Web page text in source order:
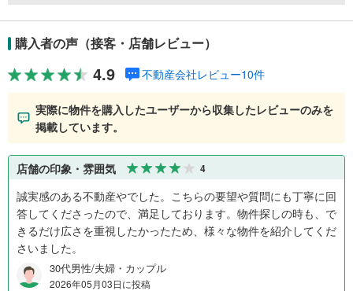
購入者の声（接客・店舗レビュー）
4.9 不動産会社レビュー10件
実際に物件を購入したユーザーから収集したレビューのみを
掲載しています。
店舗の印象・雰囲気 4
誠実感のある不動産やでした。こちらの要望や質問にも丁寧に回
答してくださったので、満足しております。物件探しの時も、で
きるだけ広さを重視したかったため、様々な物件を紹介してくだ
さいました。
30代男性/夫婦・カップル
2026年05月03日に投稿